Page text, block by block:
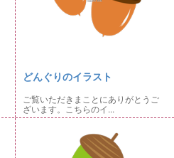
どんぐりのイラスト
ご覧いただきまことにありがとうご
ざいます。こちらのイ...